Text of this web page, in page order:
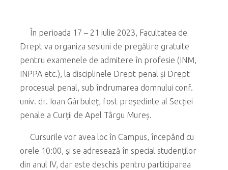
În perioada 17 – 21 iulie 2023, Facultatea de
Drept va organiza sesiuni de pregătire gratuite
pentru examenele de admitere în profesie (INM,
INPPA etc.), la disciplinele Drept penal și Drept
procesual penal, sub îndrumarea domnului conf.
univ. dr. Ioan Gârbuleț, fost președinte al Secției
penale a Curții de Apel Târgu Mureș.
Cursurile vor avea loc în Campus, începând cu
orele 10:00, și se adresează în special studenților
din anul IV, dar este deschis pentru participarea